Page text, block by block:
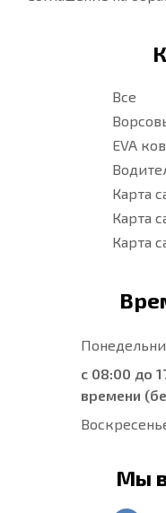
Все
EVA
Карта
Карта
Карта
с 08:00 до
времени
Мы